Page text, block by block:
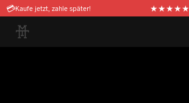
🚚Kostenloser Versand ab 50€ ★★★★★